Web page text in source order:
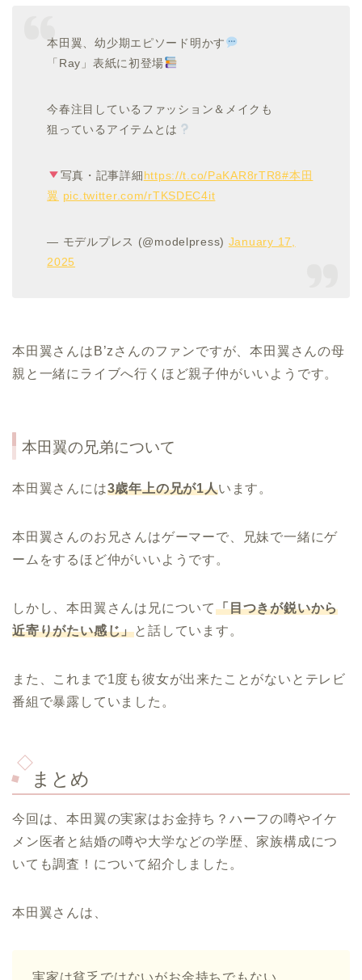
本田翼、幼少期エピソード明かす
「Ray」表紙に初登場
今春注目しているファッション＆メイクも
狙っているアイテムとは
写真・記事詳細https://t.co/PaKAR8rTR8#本田
翼 pic.twitter.com/rTKSDEC4it
— モデルプレス (@modelpress) January 17,
2025
本田翼さんはB’zさんのファンですが、本田翼さんの母
親と一緒にライブへ行くほど親子仲がいいようです。
本田翼の兄弟について
本田翼さんには3歳年上の兄が1人います。
本田翼さんのお兄さんはゲーマーで、兄妹で一緒にゲ
ームをするほど仲がいいようです。
しかし、本田翼さんは兄について「目つきが鋭いから
近寄りがたい感じ」と話しています。
また、これまで1度も彼女が出来たことがないとテレビ
番組で暴露していました。
まとめ
今回は、本田翼の実家はお金持ち？ハーフの噂やイケ
メン医者と結婚の噂や大学などの学歴、家族構成につ
いても調査！について紹介しました。
本田翼さんは、